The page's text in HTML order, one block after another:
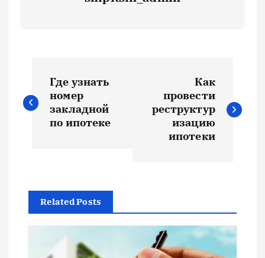
а
г
а
Где узнать
номер
закладной
по ипотеке
Как
провести
реструктур
изацию
ипотеки
Related Posts